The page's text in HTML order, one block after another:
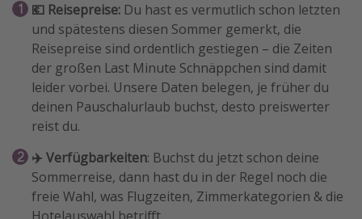
💶 Reisepreise: Du hast es vermutlich schon letzten
und spätestens diesen Sommer gemerkt, die
Reisepreise sind ordentlich gestiegen – die Zeiten
der großen Last Minute Schnäppchen sind damit
leider vorbei. Unsere Daten belegen, je früher du
deinen Pauschalurlaub buchst, desto preiswerter
reist du.
✈️ Verfügbarkeiten: Buchst du jetzt schon deine
Sommerreise, dann hast du in der Regel noch die
freie Wahl, was Flugzeiten, Zimmerkategorien & die